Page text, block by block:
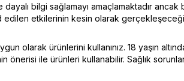
bilgi sağlamayı amaçlamaktadır ancak
edilen etkilerinin kesin olarak
olarak ürünlerini kullanınız. 18 yaşın
ile ürünleri kullanabilir. Sağlık